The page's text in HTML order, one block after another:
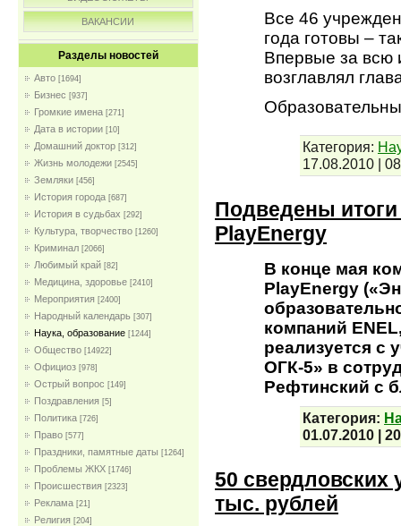
ВАКАНСИИ
Разделы новостей
Авто [1694]
Бизнес [937]
Громкие имена [271]
Дата в истории [10]
Домашний доктор [312]
Жизнь молодежи [2545]
Земляки [456]
История города [687]
История в судьбах [292]
Культура, творчество [1260]
Криминал [2066]
Любимый край [82]
Медицина, здоровье [2410]
Мероприятия [2400]
Народный календарь [307]
Наука, образование [1244]
Общество [14922]
Официоз [978]
Острый вопрос [149]
Поздравления [5]
Политика [726]
Право [577]
Праздники, памятные даты [1264]
Проблемы ЖКХ [1746]
Проиcшествия [2323]
Реклама [21]
Религия [204]
Все 46
года готовы –
Впервые за всю
возглавлял
Категория:
17.08.2010 |
Подведены итоги
PlayEnergy
В конце мая
PlayEnergy
компаний
реализуется
ОГК-5» в
Рефтинский с
Категория:
01.07.2010 |
50 свердловских
тыс. рублей